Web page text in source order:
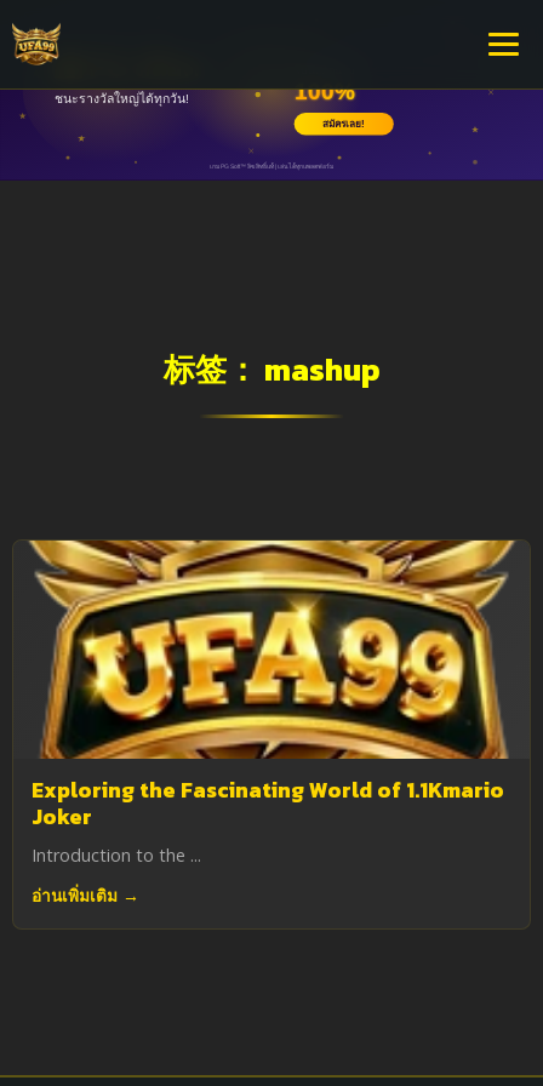
标签： mashup
Exploring the Fascinating World of 1.1Kmario
Joker
Introduction to the ...
อ่านเพิ่มเติม →